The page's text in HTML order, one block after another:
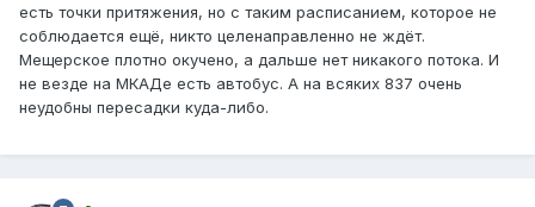
есть точки притяжения, но с таким расписанием, которое не
соблюдается ещё, никто целенаправленно не ждёт.
Мещерское плотно окучено, а дальше нет никакого потока. И
не везде на МКАДе есть автобус. А на всяких 837 очень
неудобны пересадки куда-либо.